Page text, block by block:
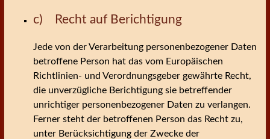
c) Recht auf Berichtigung
Jede von der Verarbeitung personenbezogener Daten
betroffene Person hat das vom Europäischen
Richtlinien- und Verordnungsgeber gewährte Recht,
die unverzügliche Berichtigung sie betreffender
unrichtiger personenbezogener Daten zu verlangen.
Ferner steht der betroffenen Person das Recht zu,
unter Berücksichtigung der Zwecke der